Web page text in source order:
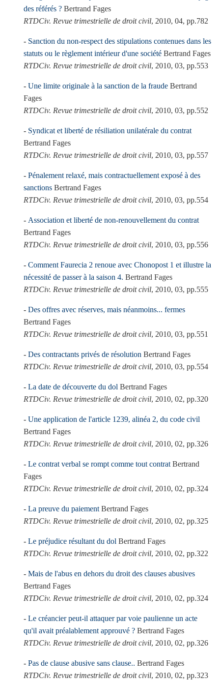
des référés ? Bertrand Fages
RTDCiv. Revue trimestrielle de droit civil, 2010, 04, pp.782
Sanction du non-respect des stipulations contenues dans les
statuts ou le règlement intérieur d'une société Bertrand Fages
RTDCiv. Revue trimestrielle de droit civil, 2010, 03, pp.553
Une limite originale à la sanction de la fraude Bertrand
Fages
RTDCiv. Revue trimestrielle de droit civil, 2010, 03, pp.552
Syndicat et liberté de résiliation unilatérale du contrat
Bertrand Fages
RTDCiv. Revue trimestrielle de droit civil, 2010, 03, pp.557
Pénalement relaxé, mais contractuellement exposé à des
sanctions Bertrand Fages
RTDCiv. Revue trimestrielle de droit civil, 2010, 03, pp.554
Association et liberté de non-renouvellement du contrat
Bertrand Fages
RTDCiv. Revue trimestrielle de droit civil, 2010, 03, pp.556
Comment Faurecia 2 renoue avec Chonopost 1 et illustre la
nécessité de passer à la saison 4. Bertrand Fages
RTDCiv. Revue trimestrielle de droit civil, 2010, 03, pp.555
Des offres avec réserves, mais néanmoins... fermes
Bertrand Fages
RTDCiv. Revue trimestrielle de droit civil, 2010, 03, pp.551
Des contractants privés de résolution Bertrand Fages
RTDCiv. Revue trimestrielle de droit civil, 2010, 03, pp.554
La date de découverte du dol Bertrand Fages
RTDCiv. Revue trimestrielle de droit civil, 2010, 02, pp.320
Une application de l'article 1239, alinéa 2, du code civil
Bertrand Fages
RTDCiv. Revue trimestrielle de droit civil, 2010, 02, pp.326
Le contrat verbal se rompt comme tout contrat Bertrand
Fages
RTDCiv. Revue trimestrielle de droit civil, 2010, 02, pp.324
La preuve du paiement Bertrand Fages
RTDCiv. Revue trimestrielle de droit civil, 2010, 02, pp.325
Le préjudice résultant du dol Bertrand Fages
RTDCiv. Revue trimestrielle de droit civil, 2010, 02, pp.322
Mais de l'abus en dehors du droit des clauses abusives
Bertrand Fages
RTDCiv. Revue trimestrielle de droit civil, 2010, 02, pp.324
Le créancier peut-il attaquer par voie paulienne un acte
qu'il avait préalablement approuvé ? Bertrand Fages
RTDCiv. Revue trimestrielle de droit civil, 2010, 02, pp.326
Pas de clause abusive sans clause.. Bertrand Fages
RTDCiv. Revue trimestrielle de droit civil, 2010, 02, pp.323